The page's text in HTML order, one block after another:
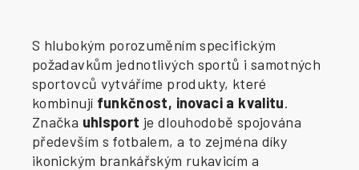
S hlubokým porozuměním specifickým
požadavkům jednotlivých sportů i samotných
sportovců vytváříme produkty, které
kombinují funkčnost, inovaci a kvalitu.
Značka uhlsport je dlouhodobě spojována
především s fotbalem, a to zejména díky
ikonickým brankářským rukavicím a